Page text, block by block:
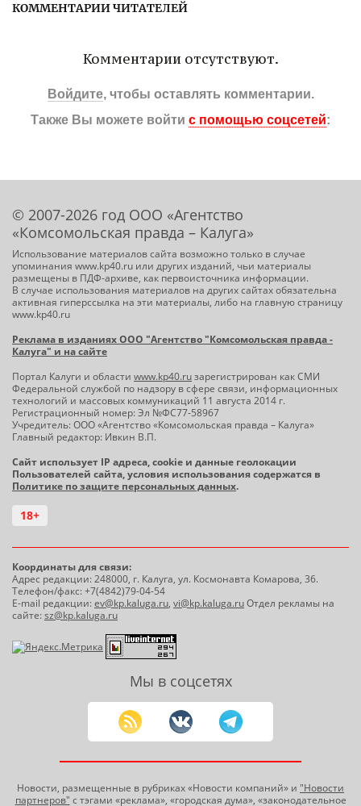
КОММЕНТАРИИ ЧИТАТЕЛЕЙ
Комментарии отсутствуют.
Войдите, чтобы оставлять комментарии.
Также Вы можете войти с помощью соцсетей:
© 2007-2026 год ООО «Агентство
«Комсомольская правда – Калуга»
Использование материалов сайта возможно только в случае
упоминания www.kp40.ru или других изданий, чьи материалы
размещены в ПДФ-архиве, как первоисточника информации.
В случае использования материалов на других сайтах обязательна
активная гиперссылка на эти материалы, либо на главную страницу
www.kp40.ru
Реклама в изданиях ООО "Агентство "Комсомольская правда -
Калуга" и на сайте
Портал Калуги и области www.kp40.ruзарегистрирован как СМИ
Федеральной службой по надзору в сфере связи, информационных
технологий и массовых коммуникаций 11 августа 2014 г.
Регистрационный номер: Эл №ФС77-58967
Учредитель: ООО «Агентство «Комсомольская правда – Калуга»
Главный редактор: Ивкин В.П.
Сайт использует IP адреса, cookie и данные геолокации
Пользователей сайта, условия использования содержатся в
Политике по защите персональных данных.
18+
Координаты для связи:
Адрес редакции: 248000, г. Калуга, ул. Космонавта Комарова, 36.
Телефон/факс: +7(4842)79-04-54
E-mail редакции:ev@kp.kaluga.ru, vi@kp.kaluga.ruОтдел рекламы на
сайте:sz@kp.kaluga.ru
Мы в соцсетях
Новости, размещенные в рубриках «Новости компаний» и "Новости
партнеров" с тэгами «реклама», «городская дума», «законодательное